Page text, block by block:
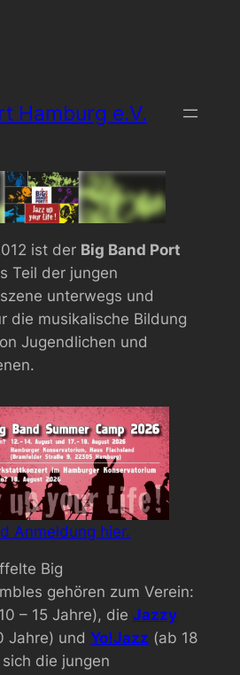
Hamburg e.V.
ist der Big Band Port
Teil der jungen
unterwegs und
die musikalische Bildung
Jugendlichen und
Anmeldung hier.
Big
gehören zum Verein:
– 15 Jahre), die Jazzy
Jahre) und Yo!Jazz (ab 18
die jungen